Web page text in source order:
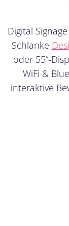
Digital
Schlanke
oder 55“-
WiFi &
interaktive